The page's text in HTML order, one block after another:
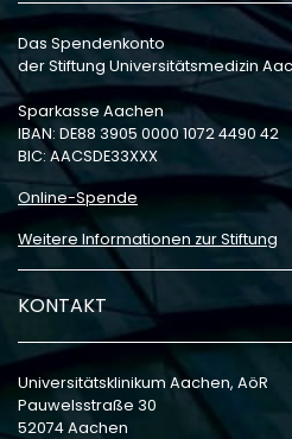
Das Spendenkonto
der Stiftung Universitätsmedizin
Sparkasse Aachen
IBAN: DE88 3905 0000 1072 4490 42
BIC: AACSDE33XXX
Online-Spende
Weitere Informationen zur Stiftung
KONTAKT
Universitätsklinikum Aachen, AöR
Pauwelsstraße 30
52074 Aachen